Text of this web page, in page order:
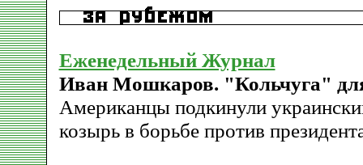
Еженедельный Журнал
Иван Мошкаров. "Кольчуга"
Американцы подкинули
козырь в борьбе против